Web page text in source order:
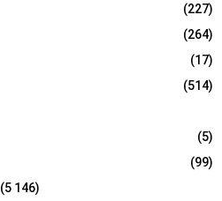
(227)
(264)
(17)
(514)
(5)
(99)
(5 146)